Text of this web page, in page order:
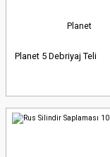
Planet
Planet 5 Debriyaj Teli